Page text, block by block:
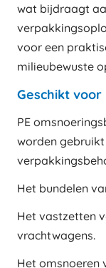
wat bijdraagt
voor een
milieubewuste
Geschikt voor
PE
worden
Het bundelen
Het vastzetten
vrachtwagens.
Het omsnoeren